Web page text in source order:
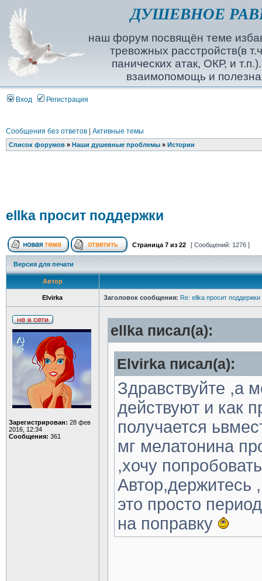
ДУШЕВНОЕ
наш форум посвящён теме
тревожных расстройств(в
панических атак, ОКР, и
взаимопомощь и
Вход Регистрация
Сообщения без ответов| Активные темы
Список форумов» Наши душевные проблемы» Истории
ellka просит поддержки
Страница 7из 22 [ Сообщений: 1276 ]
Версия для печати
Автор
Elvirka Заголовок сообщения: Re: ellka просит поддержки
Зарегистрирован: 28 фев
2016, 12:34
Сообщения: 361
ellka писал(а):
Elvirka писал(а):
Здравствуйте ,а
действуют и как
получается
мг мелатонина
,хочу
Автор,держитесь
это просто
на поправку